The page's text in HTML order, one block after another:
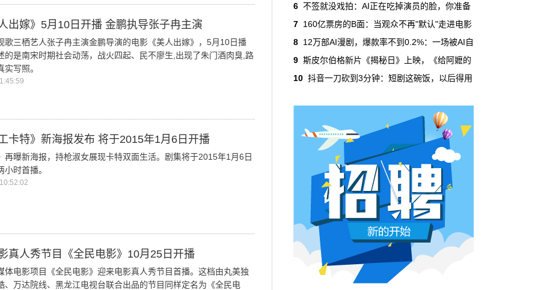
出嫁》5月10日开播 金鹏执导张子冉主演
歌三栖艺人张子冉主演金鹏导演的电影《美人出嫁》，5月10日播
的是南宋时期社会动荡，战火四起、民不廖生,出现了朱门酒肉臭,路
写照。
卡特》新海报发布 将于2015年1月6日开播
再曝新海报，持枪淑女展现卡特双面生活。剧集将于2015年1月6日
小时首播。
真人秀节目《全民电影》10月25日开播
体电影项目《全民电影》迎来电影真人秀节目首播。这档由丸美独
、万达院线、黑龙江电视台联合出品的节目同样定名为《全民电
6月29日 10:20:00
时间，年轻人在电影院里的占比缩水了一半还
多。20岁以下更夸张，从8.9%跌到2.9%，几
乎归零…
本网原创
6月29日 10:20:00
AI短剧赢了数量，真人短剧赢了命
2026年一季度，全行业上线微短剧12.8万部，
其中AI短剧12.2万部，占比超过95%。真人短
剧？只剩几千部。你猜这95%的AI短剧，拿走
了多少流量？
本网原创
6月28日 13:03:00
戛纳一句"Fuck AI"，喊出了多少电影人
本网原创
6 不签就没戏拍：AI正在吃掉演员的脸，你准备
7 160亿票房的B面：当观众不再"默认"走进电影
8 12万部AI漫剧，爆款率不到0.2%：一场被AI自
9 斯皮尔伯格新片《揭秘日》上映，《给阿嬷的
10 抖音一刀砍到3分钟：短剧这碗饭，以后得用